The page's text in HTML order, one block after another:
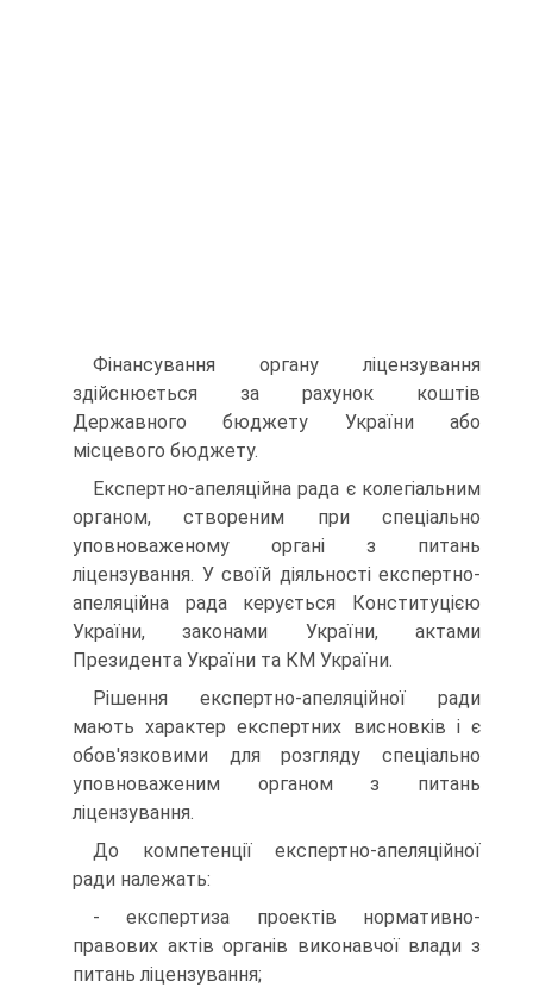
Фінансування органу ліцензування
здійснюється за ра­хунок коштів
Державного бюджету України або
місцевого бюджету.
Експертно-апеляційна рада є колегіальним
органом, створеним при спеціально
уповноваженому органі з питань
ліцензування. У своїй діяльності експертно-
апеляційна рада керується Конституцією
України, законами України, актами
Президента України та КМ України.
Рішення експертно-апеляційної ради
мають характер експертних висновків і є
обов'язковими для розгляду спеці­ально
уповноваженим органом з питань
ліцензування.
До компетенції експертно-апеляційної
ради належать:
- експертиза проектів нормативно-
правових актів орга­нів виконавчої влади з
питань ліцензування;